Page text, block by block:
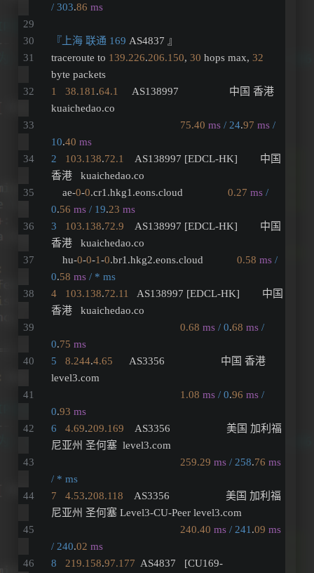
/ 303.86 ms
『上海 联通 169 AS4837 』
traceroute to 139.226.206.150, 30 hops max, 32
byte packets
1
38.181 .64.1
     AS138997                  中国 香港
kuaichedao.co
75.40 ms / 24.97 ms /
10.40 ms
2
103.138.72.1
    AS138997 [EDCL-HK]        中国
香港   kuaichedao.co
    ae-
0-0.cr1.hkg1.eons.cloud 0.27 ms /
0.56 ms / 19.23 ms
3
103.138.72.9
    AS138997 [EDCL-HK]        中国
香港   kuaichedao.co
    hu-
0-0-1-0.br1.hkg2.eons.cloud 0.58 ms /
0.58 ms / * ms
4
103.138.72.11
   AS138997 [EDCL-HK]        中国
香港   kuaichedao.co
0.68 ms / 0.68 ms /
0.75 ms
5
8.244.4.65
      AS3356                    中国 香港
level3.com
1.08 ms / 0.96 ms /
0.93 ms
6
4.69.209.169
    AS3356                    美国 加利福
尼亚州 圣何塞  level3.com
259.29 ms / 258.76 ms
/ * ms
7
4.53.208.118
    AS3356                    美国 加利福
尼亚州 圣何塞 Level3-CU-Peer level3.com
240.40 ms / 241 .09 ms
/ 240.02 ms
8
219.158.97.177
  AS4837   [CU169-